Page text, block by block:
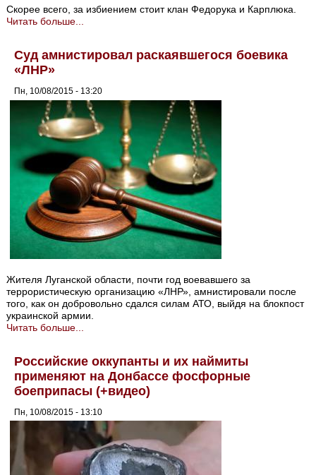
Скорее всего, за избиением стоит клан Федорука и Карплюка.
Читать больше...
Суд амнистировал раскаявшегося боевика
«ЛНР»
Пн, 10/08/2015 - 13:20
Жителя Луганской области, почти год воевавшего за
террористическую организацию «ЛНР», амнистировали после
того, как он добровольно сдался силам АТО, выйдя на блокпост
украинской армии.
Читать больше...
Российские оккупанты и их наймиты
применяют на Донбассе фосфорные
боеприпасы (+видео)
Пн, 10/08/2015 - 13:10